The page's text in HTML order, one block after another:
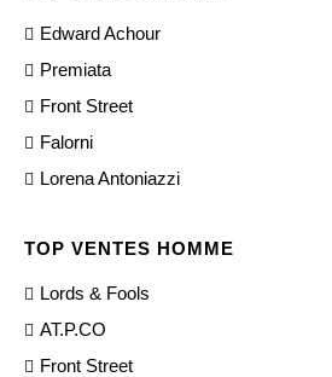
Edward Achour
Premiata
Front Street
Falorni
Lorena Antoniazzi
TOP VENTES HOMME
Lords & Fools
AT.P.CO
Front Street